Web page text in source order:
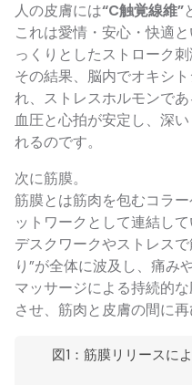
人の皮膚には“C触覚線維”
これは愛情・安心・快適
っくりとしたストローク
その結果、脳内でオキシ
れ、ストレスホルモンであ
血圧と心拍が安定し、深
れるのです。
次に筋膜。
筋膜とは筋肉を包むコラ
ットワークとして連結して
デスクワークやストレス
り”が全体に波及し、痛み
マッサージによる持続的
させ、筋肉と皮膚の間に再
図1：筋膜リリースに